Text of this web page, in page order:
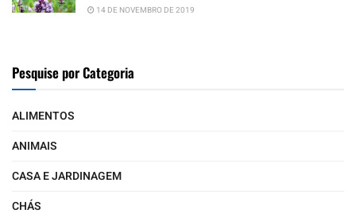
14 DE NOVEMBRO DE 2019
Pesquise por Categoria
ALIMENTOS
ANIMAIS
CASA E JARDINAGEM
CHÁS